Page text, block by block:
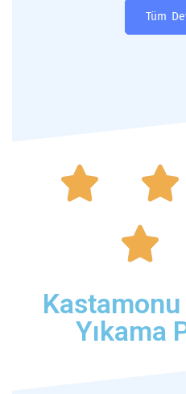
Tüm
 

Kastamonu
Yıkama